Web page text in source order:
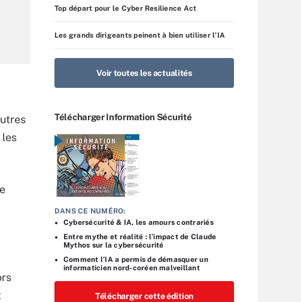
les
Top départ pour le Cyber Resilience Act
Les grands dirigeants peinent à bien utiliser l’IA
Voir toutes les actualités
Télécharger Information Sécurité
DANS CE NUMÉRO:
Cybersécurité & IA, les amours contrariés
Entre mythe et réalité : l’impact de Claude
Mythos sur la cybersécurité
Comment l’IA a permis de démasquer un
informaticien nord-coréen malveillant
Télécharger cette édition